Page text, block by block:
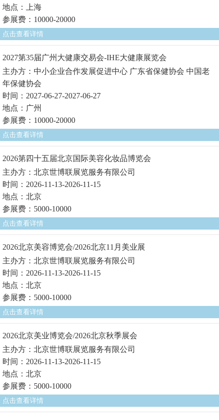
地点：上海
参展费：10000-20000
点击查看详情
2027第35届广州大健康交易会-IHE大健康展览会
主办方：中小企业合作发展促进中心 广东省保健协会 中国老
年保健协会
时间：2027-06-27-2027-06-27
地点：广州
参展费：10000-20000
点击查看详情
2026第四十五届北京国际美容化妆品博览会
主办方：北京世博联展览服务有限公司
时间：2026-11-13-2026-11-15
地点：北京
参展费：5000-10000
点击查看详情
2026北京美容博览会/2026北京11月美业展
主办方：北京世博联展览服务有限公司
时间：2026-11-13-2026-11-15
地点：北京
参展费：5000-10000
点击查看详情
2026北京美业博览会/2026北京秋季展会
主办方：北京世博联展览服务有限公司
时间：2026-11-13-2026-11-15
地点：北京
参展费：5000-10000
点击查看详情